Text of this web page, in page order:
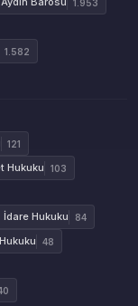
1.953
1.582
121
Hukuku 103
İdare Hukuku 84
48